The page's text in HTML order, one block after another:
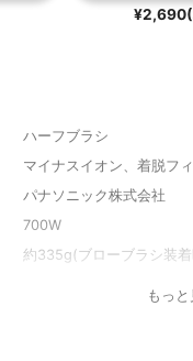
ハーフブラシ
マイナスイオン、着脱フ
パナソニック株式会社
700W
約335g(ブローブラシ装着
もっと